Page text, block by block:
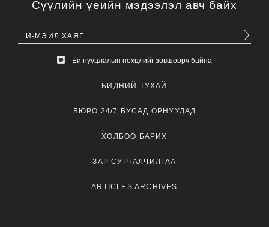
Сүүлийн үеийн мэдээлэл авч байх
Би нууцлалын нөхцлийг зөвшөөрч байна
БИДНИЙ ТУХАЙ
БЮРО 24/7 БУСАД ОРНУУДАД
ХОЛБОО БАРИХ
ЗАР СУРТАЛЧИЛГАА
ARTICLES ARCHIVES